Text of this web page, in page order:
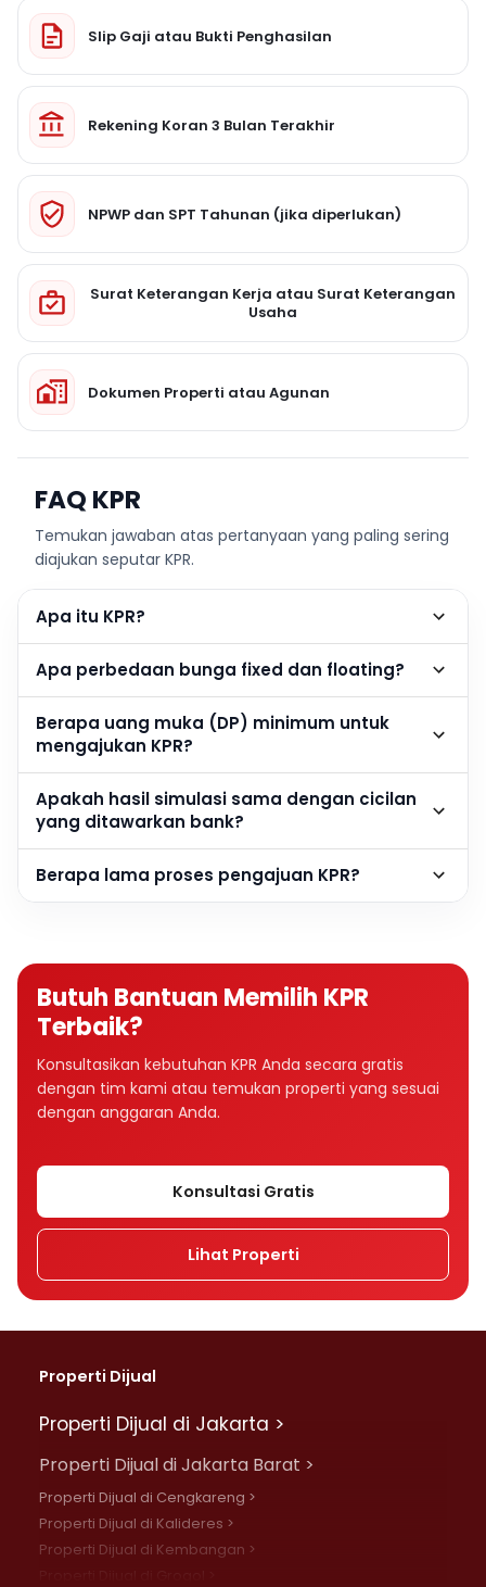
Slip Gaji atau Bukti Penghasilan
Rekening Koran 3 Bulan Terakhir
NPWP dan SPT Tahunan (jika diperlukan)
Surat Keterangan Kerja atau Surat Keterangan
Usaha
Dokumen Properti atau Agunan
FAQ KPR
Temukan jawaban atas pertanyaan yang paling sering
diajukan seputar KPR.
Apa itu KPR?
Apa perbedaan bunga fixed dan floating?
Berapa uang muka (DP) minimum untuk
mengajukan KPR?
Apakah hasil simulasi sama dengan cicilan
yang ditawarkan bank?
Berapa lama proses pengajuan KPR?
Butuh Bantuan Memilih KPR
Terbaik?
Konsultasikan kebutuhan KPR Anda secara gratis
dengan tim kami atau temukan properti yang sesuai
dengan anggaran Anda.
Konsultasi Gratis
Lihat Properti
Properti Dijual
Properti Dijual di Jakarta >
Properti Dijual di Jakarta Barat >
Properti Dijual di Cengkareng >
Properti Dijual di Kalideres >
Properti Dijual di Kembangan >